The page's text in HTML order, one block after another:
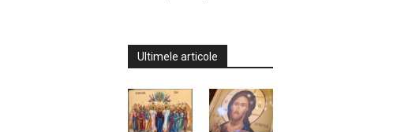
Ultimele articole